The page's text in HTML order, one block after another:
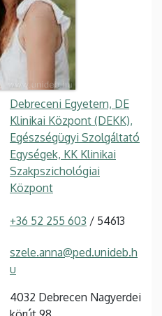
Debreceni Egyetem, DE
Klinikai Központ (DEKK),
Egészségügyi Szolgáltató
Egységek, KK Klinikai
Szakpszichológiai
Központ
+36 52 255 603 / 54613
szele.anna@ped.unideb.h
u
4032 Debrecen Nagyerdei